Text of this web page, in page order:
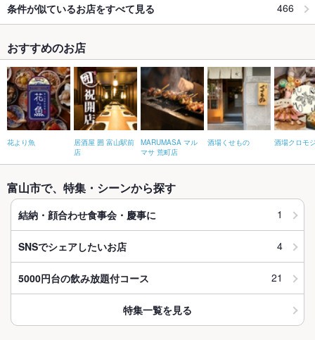
条件が似ているお店をすべて見る 466
おすすめのお店
花より魚
居酒屋 囲 富山駅前
店
MARUMASA マル
マサ 荒町店
酒場くせもの 酒場クロモ
富山市で、特集・シーンから探す
結納・顔合わせ食事会・慶事に 1
SNSでシェアしたいお店 4
5000円台の飲み放題付コース 21
特集一覧を見る